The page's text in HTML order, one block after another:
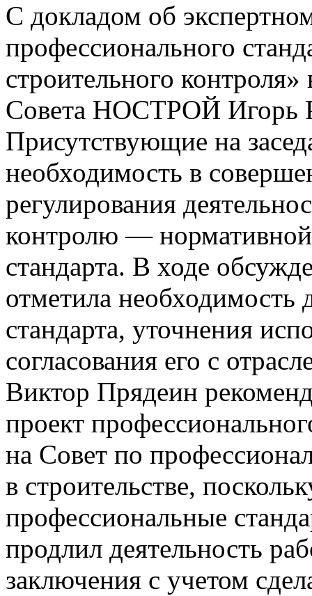
С докладом об
профессионального
строительного
Совета НОСТРОЙ Игорь
Присутствующие на
необходимость в
регулирования
контролю — нормативной
стандарта. В ходе
отметила необходимость
стандарта, уточнения
согласования его с
Виктор Прядеин
проект
на Совет по
в строительстве,
профессиональные
продлил деятельность
заключения с учетом